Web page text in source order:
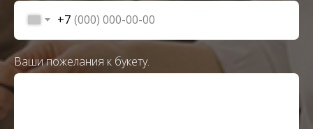
+7
Ваши пожелания к букету.